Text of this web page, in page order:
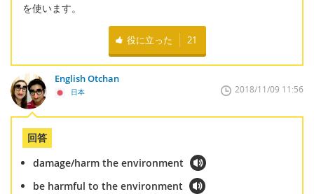
を使います。
役に立った 21
English Otchan
日本 2018/11/09 11:56
回答
damage/harm the environment
be harmful to the environment